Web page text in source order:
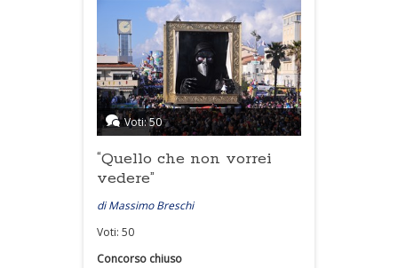
Voti: 50
“Quello che non vorrei
vedere”
di Massimo Breschi
Voti: 50
Concorso chiuso